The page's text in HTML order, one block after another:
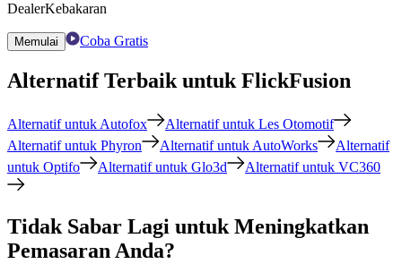
DealerKebakaran
Memulai Coba Gratis
Alternatif Terbaik untuk FlickFusion
Alternatif untuk Autofox
Alternatif untuk Les Otomotif
Alternatif untuk Phyron
Alternatif untuk AutoWorks
Alternatif
untuk Optifo
Alternatif untuk Glo3d Alternatif untuk VC360
Tidak Sabar Lagi untuk Meningkatkan
Pemasaran Anda?